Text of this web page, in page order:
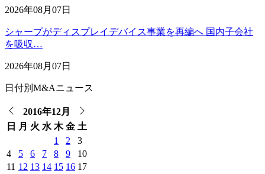
2026年08月07日
シャープがディスプレイデバイス事業を再編へ 国内子会社
を吸収…
2026年08月07日
日付別M&Aニュース
2016年12月
日 月 火 水 木 金 土
1
2
3
4
5 6 7 8 9
10
11 12 13 14 15 16 17